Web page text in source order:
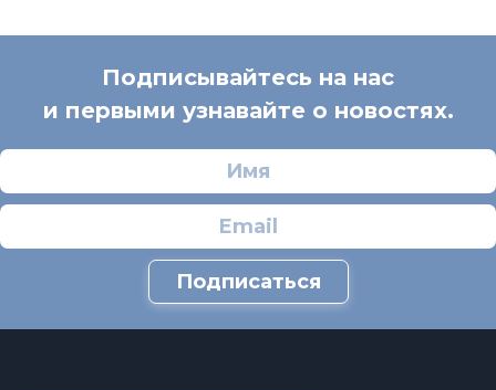
Подписывайтесь на нас
и первыми узнавайте о новостях.
Подписаться